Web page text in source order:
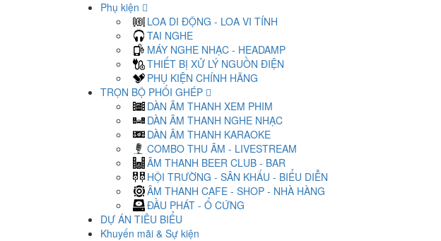
Phụ kiện
LOA DI ĐỘNG - LOA VI TÍNH
TAI NGHE
MÁY NGHE NHẠC - HEADAMP
THIẾT BỊ XỬ LÝ NGUỒN ĐIỆN
PHỤ KIỆN CHÍNH HÃNG
TRỌN BỘ PHỐI GHÉP
DÀN ÂM THANH XEM PHIM
DÀN ÂM THANH NGHE NHẠC
DÀN ÂM THANH KARAOKE
COMBO THU ÂM - LIVESTREAM
ÂM THANH BEER CLUB - BAR
HỘI TRƯỜNG - SÂN KHẤU - BIỂU DIỄN
ÂM THANH CAFE - SHOP - NHÀ HÀNG
ĐẦU PHÁT - Ổ CỨNG
DỰ ÁN TIÊU BIỂU
Khuyến mãi & Sự kiện